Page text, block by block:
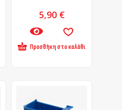
5,90 €
Προσθήκη στο καλάθι